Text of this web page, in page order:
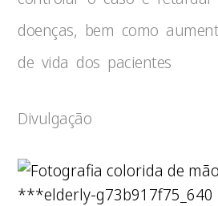
doenças, bem como
de vida dos pacientes
Divulgação
***elderly-g73b917f75_640